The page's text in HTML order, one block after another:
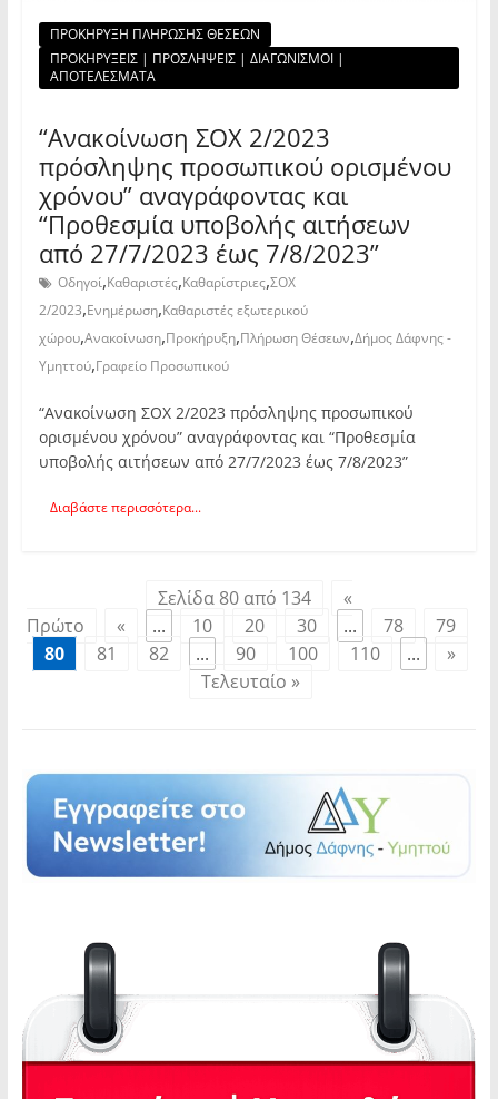
ΠΡΟΚΗΡΥΞΗ ΠΛΗΡΩΣΗΣ ΘΕΣΕΩΝ
ΠΡΟΚΗΡΥΞΕΙΣ | ΠΡΟΣΛΗΨΕΙΣ | ΔΙΑΓΩΝΙΣΜΟΙ |
ΑΠΟΤΕΛΕΣΜΑΤΑ
“Ανακοίνωση ΣΟΧ 2/2023
πρόσληψης προσωπικού ορισμένου
χρόνου” αναγράφοντας και
“Προθεσμία υποβολής αιτήσεων
από 27/7/2023 έως 7/8/2023”
Οδηγοί,Καθαριστές,Καθαρίστριες,ΣΟΧ
2/2023,Ενημέρωση,Καθαριστές εξωτερικού
χώρου,Ανακοίνωση,Προκήρυξη,Πλήρωση Θέσεων,Δήμος Δάφνης -
Υμηττού,Γραφείο Προσωπικού
“Ανακοίνωση ΣΟΧ 2/2023 πρόσληψης προσωπικού
ορισμένου χρόνου” αναγράφοντας και “Προθεσμία
υποβολής αιτήσεων από 27/7/2023 έως 7/8/2023”
Διαβάστε περισσότερα...
Σελίδα 80 από 134
«
Πρώτο
« ... 10 20 30 ... 78
79
80
81 82 ... 90 100 110 ...
»
Τελευταίο »